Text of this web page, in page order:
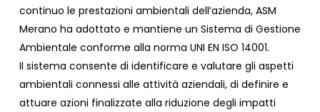
continuo le prestazioni ambientali dell’azienda, ASM
Merano ha adottato e mantiene un Sistema di Gestione
Ambientale conforme alla norma UNI EN ISO 14001.
Il sistema consente di identificare e valutare gli aspetti
ambientali connessi alle attività aziendali, di definire e
attuare azioni finalizzate alla riduzione degli impatti